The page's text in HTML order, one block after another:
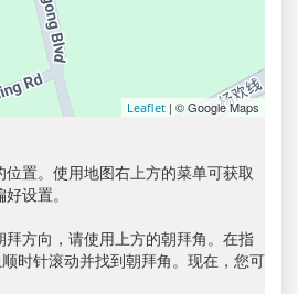
Leaflet | © Google Maps
置。使用地图右上方的菜单可获取
设置。
方向，请使用上方的朝拜角。在指
时针滚动并找到朝拜角。现在，您可